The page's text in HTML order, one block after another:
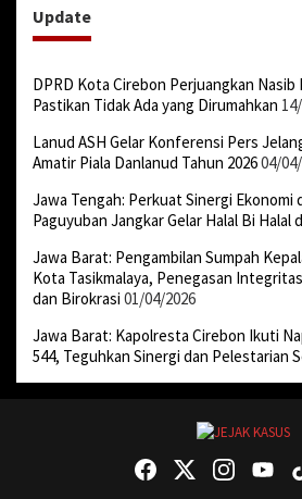
Update
DPRD Kota Cirebon Perjuangkan Nasib
Pastikan Tidak Ada yang Dirumahkan
Lanud ASH Gelar Konferensi Pers
Amatir Piala Danlanud Tahun 202604/
Jawa Tengah: Perkuat Sinergi Ekonomi
Paguyuban Jangkar Gelar Halal Bi Halal
Jawa Barat: Pengambilan Sumpah
Kota Tasikmalaya, Penegasan
dan Birokrasi 01/04/2026
Jawa Barat: Kapolresta Cirebon Ikuti
544, Teguhkan Sinergi dan Pelestarian